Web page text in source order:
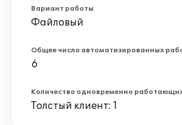
Вариант работы
Файловый
Общее число автоматизированных
6
Количество одновременно
Толстый клиент: 1